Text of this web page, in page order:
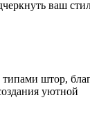
ваш
штор,
уютной